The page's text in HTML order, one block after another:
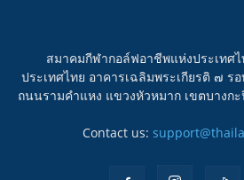
สมาคมกีฬากอล์ฟอาชีพแห่งประเทศ
ประเทศไทย อาคารเฉลิมพระเกียรติ ๗
ถนนรามคำแหง แขวงหัวหมาก เขตบางก
Contact us: